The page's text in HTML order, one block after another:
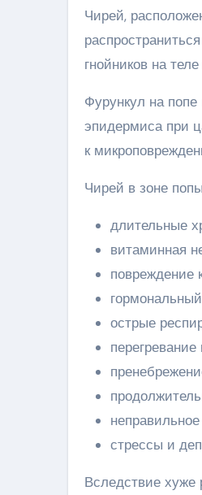
Чирей,
гнойников на
Фурункул на попе
эпидермиса при
к
Чирей в зоне
длительные
витаминная
повреждение
острые
стрессы и
Вследствие хуже